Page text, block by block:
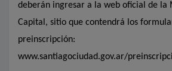
deberán ingresar a la web oficial de la
Capital, sitio que contendrá los
preinscripción:
www.santiagociudad.gov.ar/